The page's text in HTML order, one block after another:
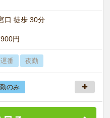
口 徒歩 30分
円
遅番 夜勤
のみ